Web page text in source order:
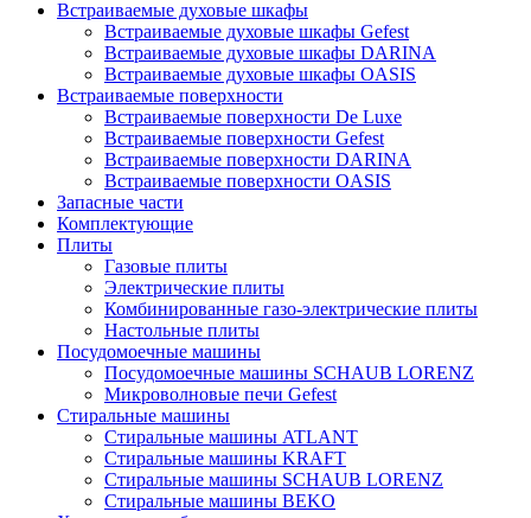
Встраиваемые духовые шкафы
Встраиваемые духовые шкафы Gefest
Встраиваемые духовые шкафы DARINA
Встраиваемые духовые шкафы OASIS
Встраиваемые поверхности
Встраиваемые поверхности De Luxe
Встраиваемые поверхности Gefest
Встраиваемые поверхности DARINA
Встраиваемые поверхности OASIS
Запасные части
Комплектующие
Плиты
Газовые плиты
Электрические плиты
Комбинированные газо-электрические плиты
Настольные плиты
Посудомоечные машины
Посудомоечные машины SCHAUB LORENZ
Микроволновые печи Gefest
Стиральные машины
Стиральные машины ATLANT
Стиральные машины KRAFT
Стиральные машины SCHAUB LORENZ
Стиральные машины BEKO